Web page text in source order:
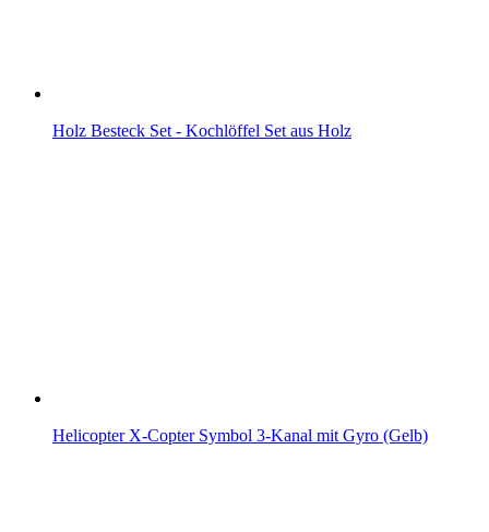
Holz Besteck Set - Kochlöffel Set aus Holz
Helicopter X-Copter Symbol 3-Kanal mit Gyro (Gelb)